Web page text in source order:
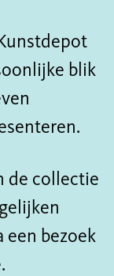
blik
de collectie
een bezoek